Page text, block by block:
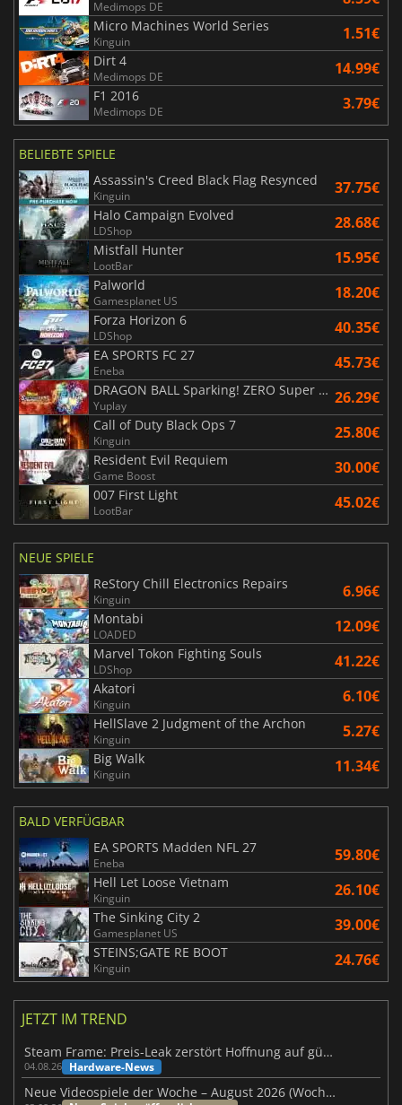
Medimops DE
Micro Machines World Series
Kinguin 1.51€
Dirt 4
Medimops DE 14.99€
F1 2016
Medimops DE 3.79€
BELIEBTE SPIELE
Assassin's Creed Black Flag Resynced
Kinguin 37.75€
Halo Campaign Evolved
LDShop 28.68€
Mistfall Hunter
LootBar 15.95€
Palworld
Gamesplanet US 18.20€
Forza Horizon 6
LDShop 40.35€
EA SPORTS FC 27
Eneba 45.73€
DRAGON BALL Sparking! ZERO Super Limit Breaking NEO
Yuplay 26.29€
Call of Duty Black Ops 7
Kinguin 25.80€
Resident Evil Requiem
Game Boost 30.00€
007 First Light
LootBar 45.02€
NEUE SPIELE
ReStory Chill Electronics Repairs
Kinguin 6.96€
Montabi
LOADED 12.09€
Marvel Tokon Fighting Souls
LDShop 41.22€
Akatori
Kinguin 6.10€
HellSlave 2 Judgment of the Archon
Kinguin 5.27€
Big Walk
Kinguin 11.34€
BALD VERFÜGBAR
EA SPORTS Madden NFL 27
Eneba 59.80€
Hell Let Loose Vietnam
Kinguin 26.10€
The Sinking City 2
Gamesplanet US 39.00€
STEINS;GATE RE BOOT
Kinguin 24.76€
JETZT IM TREND
Steam Frame: Preis-Leak zerstört Hoffnung auf günstiges VR-Headset
04.08.26 Hardware-News
Neue Videospiele der Woche – August 2026 (Woche 32)